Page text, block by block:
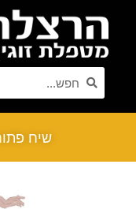
שיח